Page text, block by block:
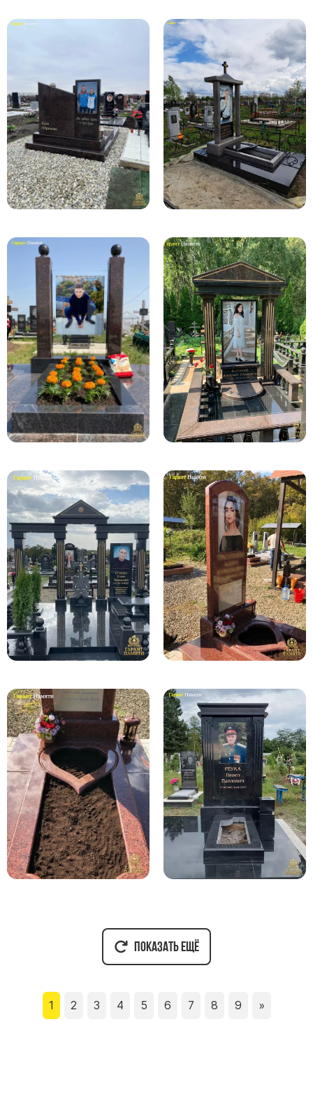
Колумбарий
Недорогие памятники
Памятники с фотокерамикой
Памятники животным
Памятники младенцу
Памятники двойные
Памятники женщине
Памятники маме
Памятники жене
Памятники дочери
Памятники мужчине
Памятники дедушке
Памятники мужу
Памятники отцу
Памятники парню
Памятники сыну
Памятники вертикальные
Памятники врачу
Памятники индивидуальные
Памятники классические
Памятники книга
Памятники красивые
Памятники Православные
Памятники прямоугольные
Памятники с воздушным креcтом
Памятники с колоннами
Памятники современные
Памятники черные
Памятники со свечей
Памятники в виде дерева
Памятники с лебедями
Памятники в форме волны
Хачкары
Памятники ростовые
Памятники в форме скалы
Памятник Родителям
Мемориальные доски
Буквы из латуни
Ограды из гранита
Показать ещё
1 2 3 4 5 6 7 8 9 »